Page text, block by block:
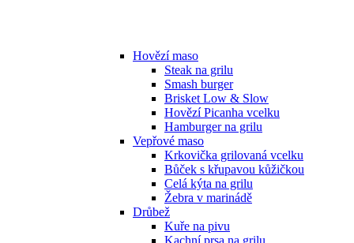
Hovězí maso
Steak na grilu
Smash burger
Brisket Low & Slow
Hovězí Picanha vcelku
Hamburger na grilu
Vepřové maso
Krkovička grilovaná vcelku
Bůček s křupavou kůžičkou
Celá kýta na grilu
Žebra v marinádě
Drůbež
Kuře na pivu
Kachní prsa na grilu